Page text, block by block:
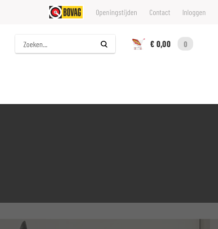
Openingstijden Contact Inloggen
Zoeken
€ 0,00
0